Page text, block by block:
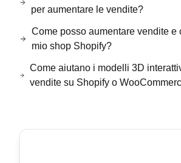
per aumentare le vendite?
Come posso aumentare vendite e
mio shop Shopify?
Come aiutano i modelli 3D
vendite su Shopify o